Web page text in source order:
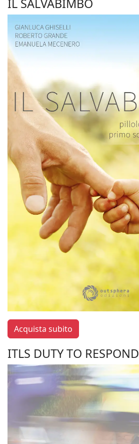
IL SALVABIMBO
Acquista subito
ITLS DUTY TO RESPOND